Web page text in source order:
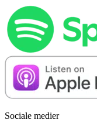
Sociale medier